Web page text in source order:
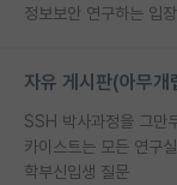
자유 게시판(아무개
카이스트는 모든 연구
학부신입생 질문